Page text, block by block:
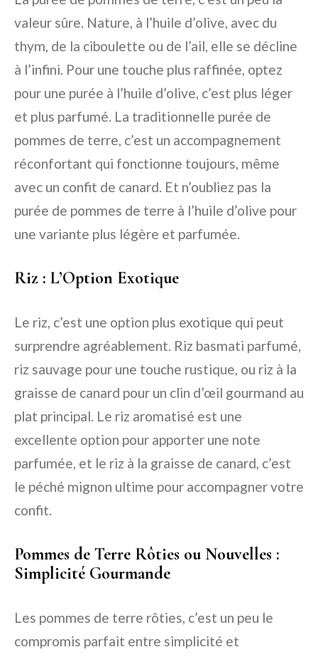
valeur sûre. Nature, à l’huile d’olive, avec du
thym, de la ciboulette ou de l’ail, elle se décline
à l’infini. Pour une touche plus raffinée, optez
pour une purée à l’huile d’olive, c’est plus léger
et plus parfumé. La traditionnelle purée de
pommes de terre, c’est un accompagnement
réconfortant qui fonctionne toujours, même
avec un confit de canard. Et n’oubliez pas la
purée de pommes de terre à l’huile d’olive pour
une variante plus légère et parfumée.
Riz : L’Option Exotique
Le riz, c’est une option plus exotique qui peut
surprendre agréablement. Riz basmati parfumé,
riz sauvage pour une touche rustique, ou riz à la
graisse de canard pour un clin d’œil gourmand au
plat principal. Le riz aromatisé est une
excellente option pour apporter une note
parfumée, et le riz à la graisse de canard, c’est
le péché mignon ultime pour accompagner votre
confit.
Pommes de Terre Rôties ou Nouvelles :
Simplicité Gourmande
Les pommes de terre rôties, c’est un peu le
compromis parfait entre simplicité et